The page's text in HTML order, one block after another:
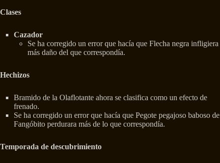
Clases
Cazador
Se ha corregido un error que hacía que Flecha negra infligiera
más daño del que correspondía.
Hechizos
Bramido de la Olaflotante ahora se clasifica como un efecto de
frenado.
Se ha corregido un error que hacía que Pegote pegajoso baboso de
Fangóbito perdurara más de lo que correspondía.
Temporada de descubrimiento